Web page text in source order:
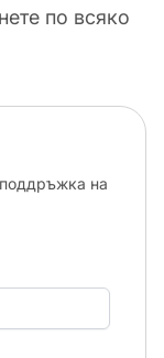
по всяко
на